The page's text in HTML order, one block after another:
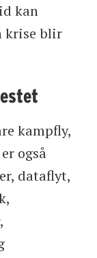
kan
krise blir
kampfly,
også
dataflyt,